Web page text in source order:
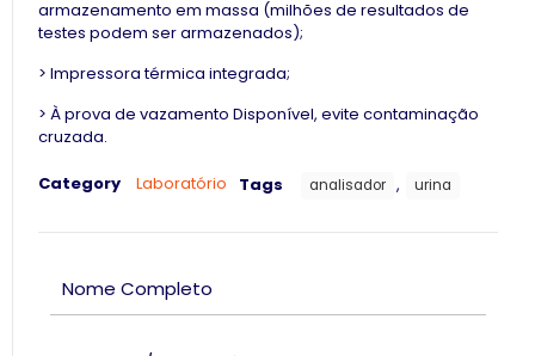
armazenamento em massa (milhões de resultados de
testes podem ser armazenados);
> Impressora térmica integrada;
> À prova de vazamento Disponível, evite contaminação
cruzada.
Category Laboratório Tags analisador , urina